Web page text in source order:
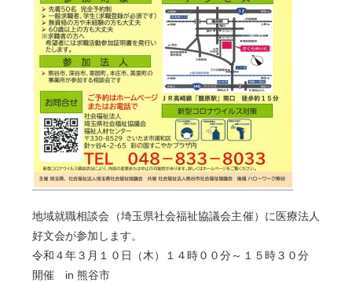
地域就職相談会（埼玉県社会福祉協議会主催）に医療法人
好文会が参加します。
令和４年３月１０日（木）１４時００分～１５時３０分
開催 in 熊谷市